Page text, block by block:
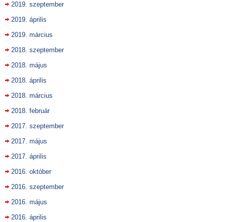
2019. szeptember
2019. április
2019. március
2018. szeptember
2018. május
2018. április
2018. március
2018. február
2017. szeptember
2017. május
2017. április
2016. október
2016. szeptember
2016. május
2016. április